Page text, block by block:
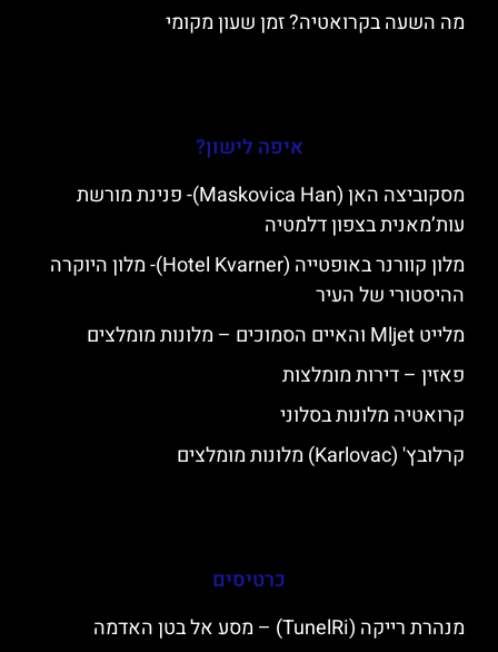
מה השעה בקרואטיה? זמן שעון מקומי
איפה לישון?
מסקוביצה האן (Maskovica Han)- פנינת מורשת
עות’מאנית בצפון דלמטיה
מלון קוורנר באופטייה (Hotel Kvarner)- מלון היוקרה
ההיסטורי של העיר
מלייט Mljet והאיים הסמוכים – מלונות מומלצים
פאזין – דירות מומלצות
קרואטיה מלונות בסלוני
קרלובץ' (Karlovac) מלונות מומלצים
כרטיסים
מנהרת רייקה (TunelRi) – מסע אל בטן האדמה